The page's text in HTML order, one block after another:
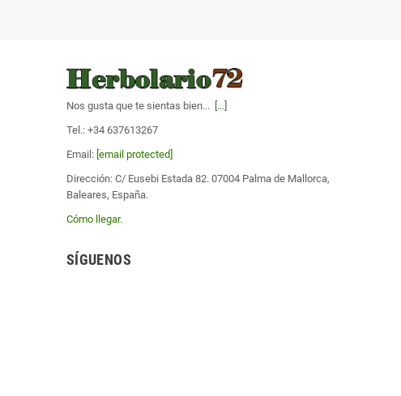
Nos gusta que te sientas bien... [ ...
Tel.: +34 637613267
Email: [email protected]
Dirección: C/ Eusebi Estada 82. 07004 Palma de Mallorca,
Baleares, España.
Cómo llegar.
SÍGUENOS